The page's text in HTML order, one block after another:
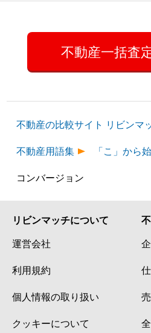
不動産一括査
不動産の比較サイト リビンマ
不動産用語集
「こ」から
コンバージョン
リビンマッチについて
運営会社
利用規約
個人情報の取り扱い
クッキーについて